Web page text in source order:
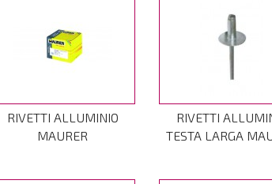
RIVETTI ALLUMINIO
MAURER
RIVETTI
TESTA LARGA